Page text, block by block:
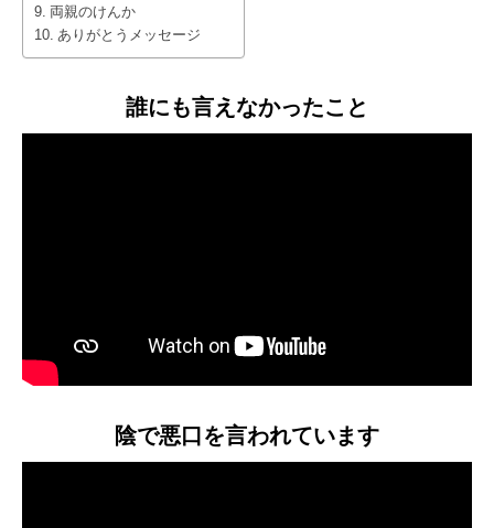
両親のけんか
ありがとうメッセージ
誰にも言えなかったこと
陰で悪口を言われています